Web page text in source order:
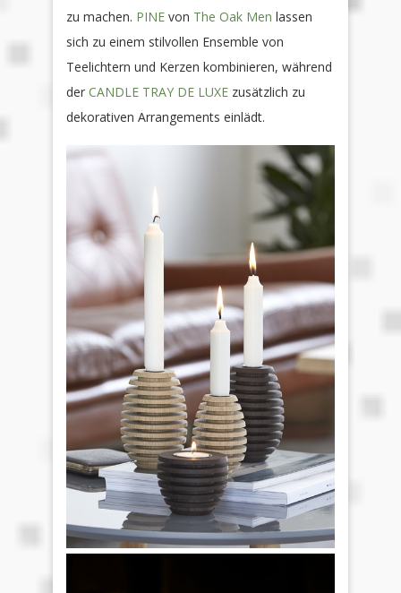
zu machen. PINE von The Oak Men lassen
sich zu einem stilvollen Ensemble von
Teelichtern und Kerzen kombinieren, während
der CANDLE TRAY DE LUXE zusätzlich zu
dekorativen Arrangements einlädt.